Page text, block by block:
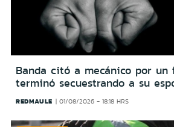
Banda citó a mecánico por
terminó secuestrando a su
REDMAULE 01/08/2026 - 18:18 HRS